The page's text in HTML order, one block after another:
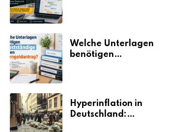
Umsätze machen
Welche Unterlagen
benötigen
Hyperinflation in
Deutschland: